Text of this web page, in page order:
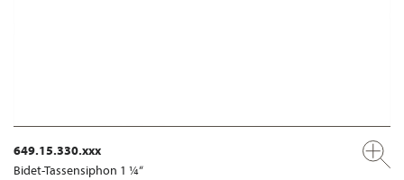
649.15.330.xxx
Bidet-Tassensiphon 1 ¼“